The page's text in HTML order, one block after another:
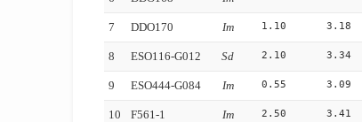
7 DDO170 Im 1.10 3.18
8 ESO116-G012 Sd 2.10 3.34
9 ESO444-G084 Im 0.55 3.09
10 F561-1 Im 2.50 3.41